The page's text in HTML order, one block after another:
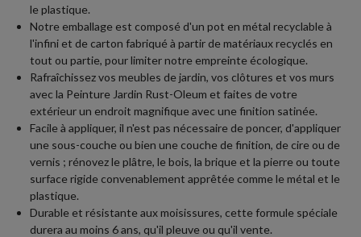
le plastique.
Notre emballage est composé d'un pot en métal recyclable à
l'infini et de carton fabriqué à partir dematériauxrecyclés en
tout ou partie,pour limiter notre empreinte écologique.
Rafraîchissez vos meubles de jardin, vos clôtures et vos murs
avec la Peinture Jardin Rust-Oleum et faites de votre
extérieur un endroit magnifique avec une finition satinée.
Facile à appliquer, il n'est pas nécessaire de poncer, d'appliquer
une sous-couche ou bien une couche de finition, de cire ou de
vernis ; rénovez le plâtre, le bois, la brique et la pierre ou toute
surface rigide convenablement apprêtée comme le métal et le
plastique.
Durable et résistante aux moisissures, cette formule spéciale
durera au moins 6 ans, qu'il pleuve ou qu'il vente.